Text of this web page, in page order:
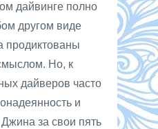
дайвинге полно
другом виде
продиктованы
Но, к
дайверов часто
и
за свои пять